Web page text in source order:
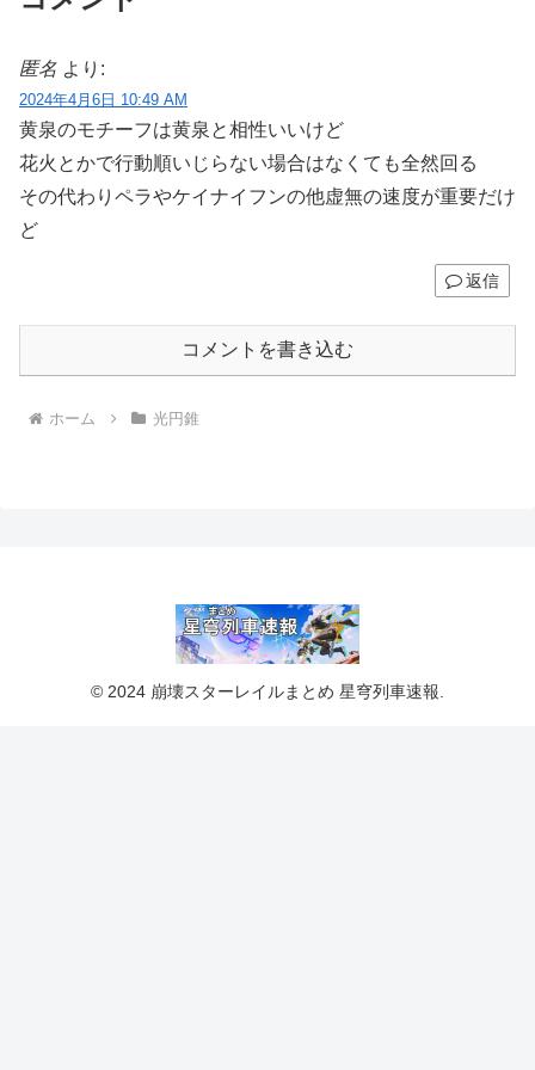
匿名 より:
2024年4月6日 10:49 AM
黄泉のモチーフは黄泉と相性いいけど
花火とかで行動順いじらない場合はなくても全然回る
その代わりペラやケイナイフンの他虚無の速度が重要だけ
ど
返信
コメントを書き込む
ホーム 光円錐
© 2024 崩壊スターレイルまとめ 星穹列車速報.